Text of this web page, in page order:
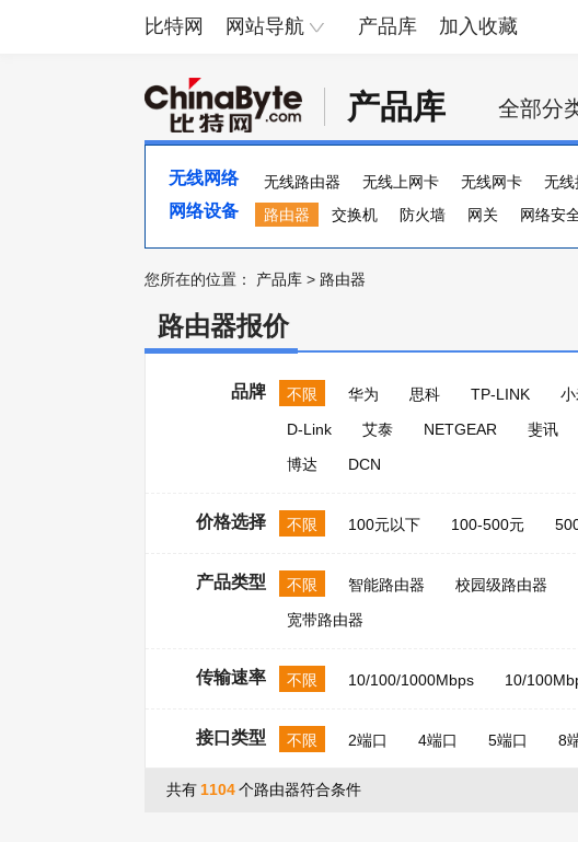
比特网 网站导航 产品库 加入收藏
产品库 全部分
无线网络 无线路由器 无线上网卡 无线网卡 无线
网络设备 路由器 交换机 防火墙 网关 网络安
流量计
集线器 ADSL 多串口卡 负载
您所在的位置： 产品库 > 路由器
路由器报价
品牌 不限 华为 思科 TP-LINK
D-Link
艾泰 NETGEAR 斐讯
博达
DCN
价格选择 不限 100元以下 100-500元
产品类型 不限 智能路由器 校园级路由器
宽带路由器
传输速率 不限 10/100/1000Mbps 10/
接口类型 不限 2端口 4端口 5端口 8
共有 1104个路由器符合条件